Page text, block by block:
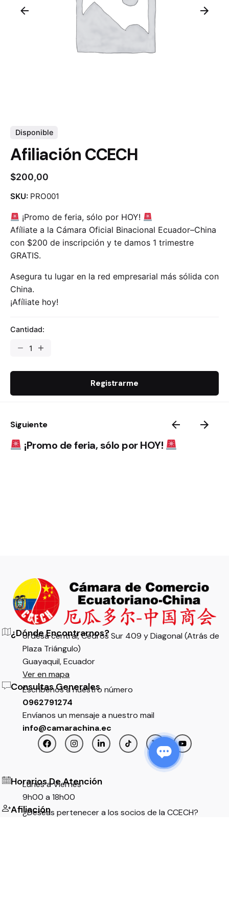
Membresias
200,00
Disponible
Afiliación CCECH
$200,00
SKU: PRO001
¡Promo de feria, sólo por HOY!
Afíliate a la Cámara Oficial Binacional Ecuador–China
con $200 de inscripción y te damos 1 trimestre
GRATIS.
Asegura tu lugar en la red empresarial más sólida con
China.
¡Afíliate hoy!
Cantidad:
Registrarme
Siguiente
¡Promo de feria, sólo por HOY!
¿Dónde Encontrarnos?
Urdesa central, Cedros Sur 409 y Diagonal (Atrás de
Plaza Triángulo)
Guayaquil, Ecuador
Ver en mapa
Consultas Generales
Escríbenos a nuestro número
0962791274
Envíanos un mensaje a nuestro mail
info@camarachina.ec
Horarios De Atención
Lunes a Viernes
9h00 a 18h00
Afiliación
¿Deseas pertenecer a los socios de la CCECH?